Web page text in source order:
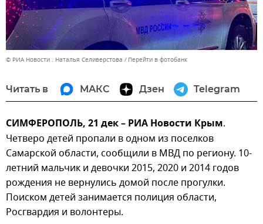
© РИА Новости . Наталья Селиверстова Перейти в фотобанк
Читать в МАКС Дзен Telegram
СИМФЕРОПОЛЬ, 21 дек – РИА Новости Крым.
Четверо детей пропали в одном из поселков
Самарской области, сообщили в МВД по региону. 10-
летний мальчик и девочки 2015, 2020 и 2014 годов
рождения не вернулись домой после прогулки.
Поиском детей занимается полиция области,
Росгвардия и волонтеры.